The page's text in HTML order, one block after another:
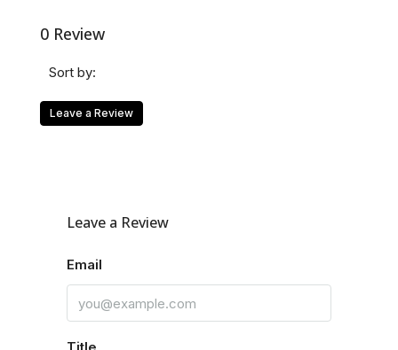
0 Review
Sort by:
Leave a Review
Leave a Review
Email